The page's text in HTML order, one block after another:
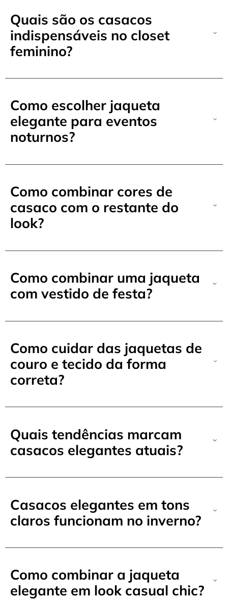
Quais são os casacos
indispensáveis no closet
feminino?
Como escolher jaqueta
elegante para eventos
noturnos?
Como combinar cores de
casaco com o restante do
look?
Como combinar uma jaqueta
com vestido de festa?
Como cuidar das jaquetas de
couro e tecido da forma
correta?
Quais tendências marcam
casacos elegantes atuais?
Casacos elegantes em tons
claros funcionam no inverno?
Como combinar a jaqueta
elegante em look casual chic?